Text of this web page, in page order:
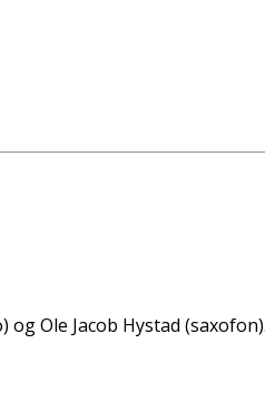
Ole Jacob Hystad